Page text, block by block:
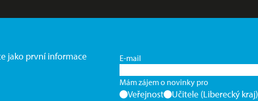
jako první informace
E-mail
Mám zájem o novinky pro
Veřejnost Učitele (Liberecký kraj)